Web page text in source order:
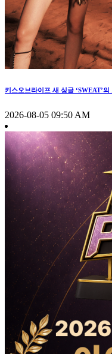
키스오브라이프 새 싱글 ‘SWEAT’
2026-08-05 09:50 AM